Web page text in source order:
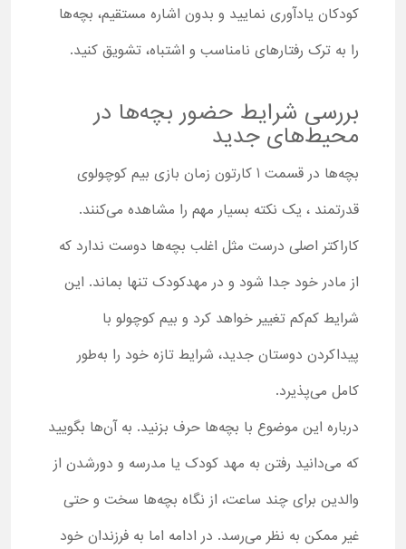
کودکان یادآوری نمایید و بدون اشاره مستقیم، بچه‌ها
را به ترک رفتارهای نامناسب و اشتباه، تشویق کنید.
بررسی شرایط حضور بچه‌ها در
محیط‌های جدید
بچه‌ها در قسمت 1 کارتون زمان بازی بیم کوچولوی
قدرتمند ، یک نکته بسیار مهم را مشاهده می‌کنند.
کاراکتر اصلی درست مثل اغلب بچه‌ها دوست ندارد که
از مادر خود جدا شود و در مهدکودک تنها بماند. این
شرایط کم‌کم تغییر خواهد کرد و بیم کوچولو با
پیدا‌کردن دوستان جدید، شرایط تازه خود را به‌طور
کامل می‌پذیرد.
درباره این موضوع با بچه‌ها حرف بزنید. به آن‌ها بگویید
که می‌دانید رفتن به مهد کودک یا مدرسه و دورشدن از
والدین برای چند ساعت، از نگاه بچه‌ها سخت و حتی
غیر ممکن به نظر می‌رسد. در ادامه اما به فرزندان خود